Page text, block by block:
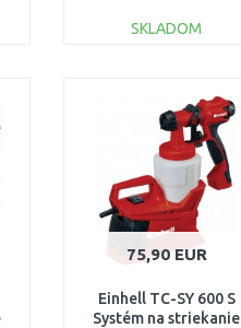
SKLADOM
Porovnať
75,90 EUR
Einhell TC-SY 600 S
Systém na striekanie